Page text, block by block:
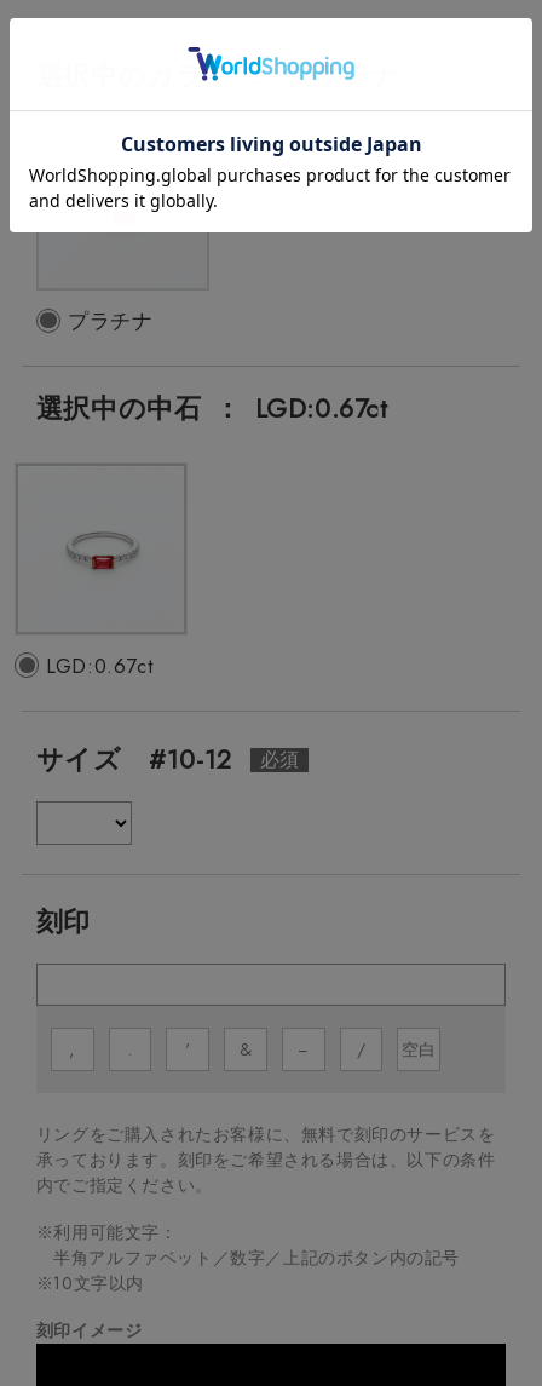
カラー ： プラチナ
プラチナ
選択中の中石 ： LGD:0.67ct
LGD:0.67ct
サイズ #10-12
刻印
, . ' & − / 空白
リングをご購入されたお客様に、無料で刻印のサービスを
承っております。 刻印をご希望される場合は、以下の条件
内でご指定ください。
※利用可能文字：
半角アルファベット／数字／上記のボタン内の記号
※10文字以内
刻印イメージ